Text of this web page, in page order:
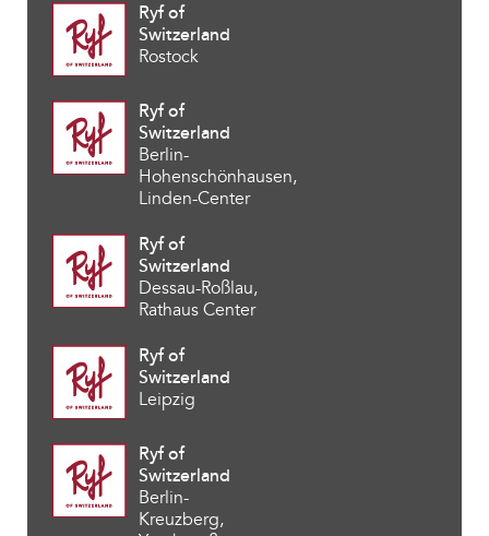
Ryf of
Switzerland
Rostock
Ryf of
Switzerland
Berlin-
Hohenschönhausen,
Linden-Center
Ryf of
Switzerland
Dessau-Roßlau,
Rathaus Center
Ryf of
Switzerland
Leipzig
Ryf of
Switzerland
Berlin-
Kreuzberg,